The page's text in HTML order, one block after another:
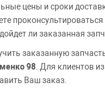
цены и сроки
ли заказанная
заказанную
98 . Для клиентов
Ваш заказ.